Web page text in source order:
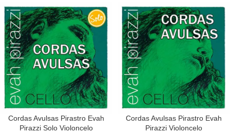
Cordas Avulsas Pirastro Evah
Pirazzi Solo Violoncelo
Cordas Avulsas Pirastro Evah
Pirazzi Violoncelo